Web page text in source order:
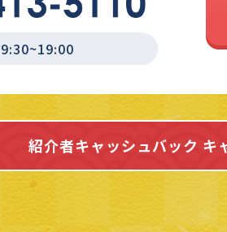
紹介者キャッシュバック キ